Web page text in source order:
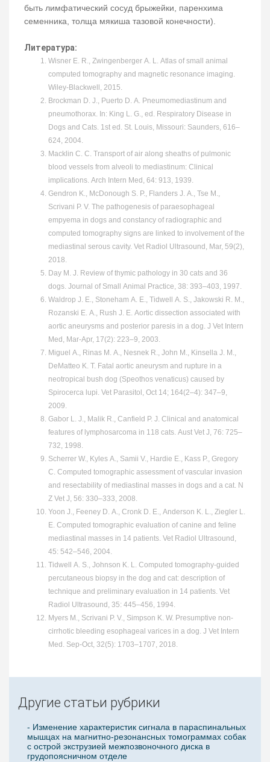
быть лимфатический сосуд брыжейки, паренхима
семенника, толща мякиша тазовой конечности).
Литература:
Wisner E. R., Zwingenberger A. L. Atlas of small animal
computed tomography and magnetic resonance imaging.
Wiley-Blackwell, 2015.
Brockman D. J., Puerto D. A. Pneumomediastinum and
pneumothorax. In: King L. G., ed. Respiratory Disease in
Dogs and Cats. 1st ed. St. Louis, Missouri: Saunders, 616–
624, 2004.
Macklin C. C. Transport of air along sheaths of pulmonic
blood vessels from alveoli to mediastinum: Clinical
implications. Arch Intern Med, 64: 913, 1939.
Gendron K., McDonough S. P., Flanders J. A., Tse M.,
Scrivani P. V. The pathogenesis of paraesophageal
empyema in dogs and constancy of radiographic and
computed tomography signs are linked to involvement of the
mediastinal serous cavity. Vet Radiol Ultrasound, Mar, 59(2),
2018.
Day M. J. Review of thymic pathology in 30 cats and 36
dogs. Journal of Small Animal Practice, 38: 393–403, 1997.
Waldrop J. E., Stoneham A. E., Tidwell A. S., Jakowski R. M.,
Rozanski E. A., Rush J. E. Aortic dissection associated with
aortic aneurysms and posterior paresis in a dog. J Vet Intern
Med, Mar-Apr, 17(2): 223–9, 2003.
Miguel A., Rinas M. A., Nesnek R., John M., Kinsella J. M.,
DeMatteo K. T. Fatal aortic aneurysm and rupture in a
neotropical bush dog (Speothos venaticus) caused by
Spirocerca lupi. Vet Parasitol, Oct 14; 164(2–4): 347–9,
2009.
Gabor L. J., Malik R., Canfield P. J. Clinical and anatomical
features of lymphosarcoma in 118 cats. Aust Vet J, 76: 725–
732, 1998.
Scherrer W., Kyles A., Samii V., Hardie E., Kass P., Gregory
C. Computed tomographic assessment of vascular invasion
and resectability of mediastinal masses in dogs and a cat. N
Z Vet J, 56: 330–333, 2008.
Yoon J., Feeney D. A., Cronk D. E., Anderson K. L., Ziegler L.
E. Computed tomographic evaluation of canine and feline
mediastinal masses in 14 patients. Vet Radiol Ultrasound,
45: 542–546, 2004.
Tidwell A. S., Johnson K. L. Computed tomography-guided
percutaneous biopsy in the dog and cat: description of
technique and preliminary evaluation in 14 patients. Vet
Radiol Ultrasound, 35: 445–456, 1994.
Myers M., Scrivani P. V., Simpson K. W. Presumptive non‐
cirrhotic bleeding esophageal varices in a dog. J Vet Intern
Med. Sep-Oct, 32(5): 1703–1707, 2018.
Другие статьи рубрики
- Изменение характеристик сигнала в параспинальных
мышцах на магнитно-резонансных томограммах собак
с острой экструзией межпозвоночного диска в
грудопоясничном отделе